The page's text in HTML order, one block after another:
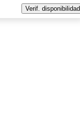
Verif. disponibilidad